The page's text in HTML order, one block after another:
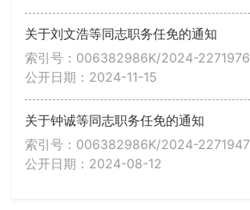
关于刘文浩等同志职务任免的通知
索引号：006382986K/2024-2271976
公开日期：2024-11-15
关于钟诚等同志职务任免的通知
索引号：006382986K/2024-2271947
公开日期：2024-08-12